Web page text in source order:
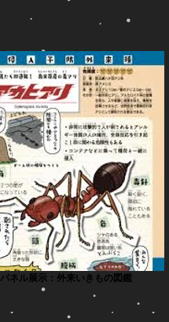
パネル展示：外来いきもの図鑑